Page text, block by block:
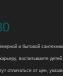
и бытовой
воспитываете
отличаться от цен,